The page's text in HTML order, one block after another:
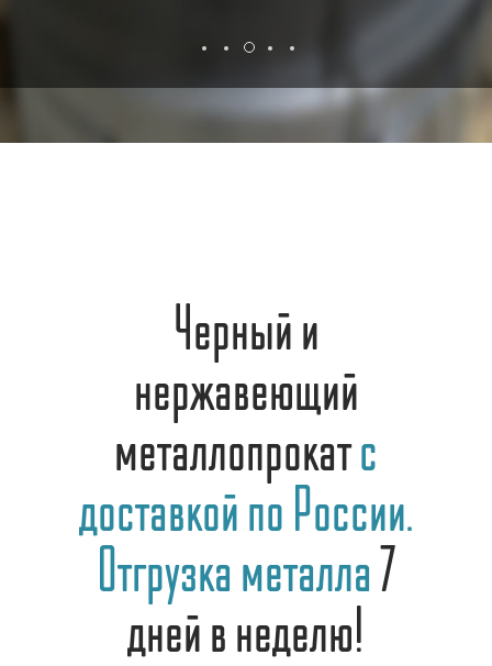
Черный и
нержавеющий
металлопрокатс
доставкой по России.
Отгрузка металла7
дней в неделю!